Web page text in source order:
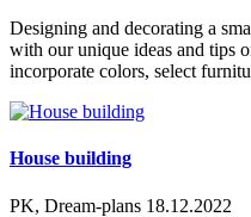
Designing and decorating a
with our unique ideas and tips
incorporate colors, select
House building
PK, Dream-plans 18.12.2022